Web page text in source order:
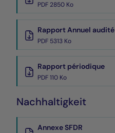
PDF 2850 Ko
Rapport Annuel audité
PDF 5313 Ko
Rapport périodique
PDF 110 Ko
Nachhaltigkeit
Annexe SFDR